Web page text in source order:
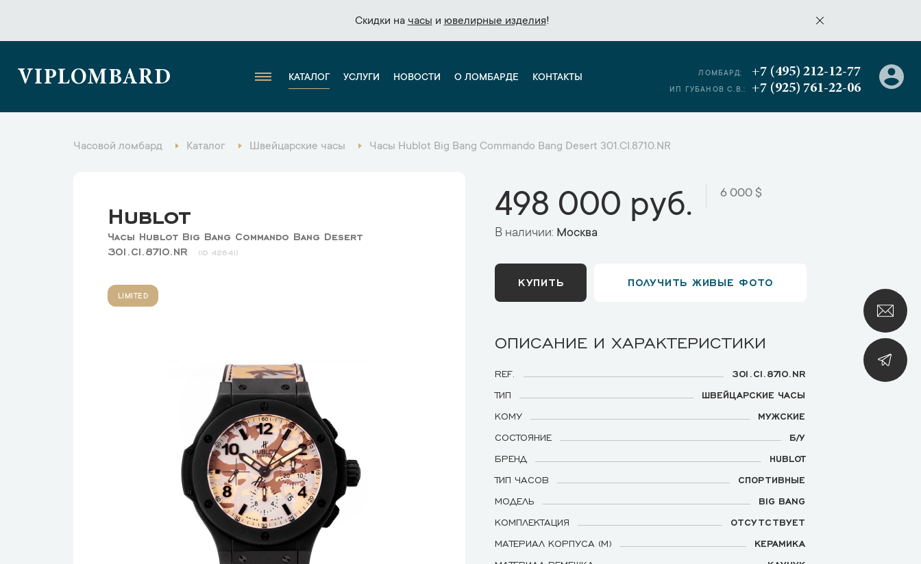
Скидки на часы и ювелирные изделия!
Скидки на часы и ювелирные изделия!
VIPLOMBARD КАТАЛОГ УСЛУГИ НОВОСТИ О ЛОМБАРДЕ КОНТАКТЫ ЛОМБАРД: +7 (495) 212-12-77
ИП ГУБАНОВ С.В.: +7 (925) 761-22-06
Часовой ломбард Каталог Швейцарские часы Часы Hublot Big Bang Commando Bang Desert 301.CI.8710.NR
Hublot
Часы Hublot Big Bang Commando Bang Desert
301.CI.8710.NR
42641
LIMITED
498 000 руб. 6 000 $
В наличии: Москва
КУПИТЬ ПОЛУЧИТЬ ЖИВЫЕ ФОТО
ОПИСАНИЕ И ХАРАКТЕРИСТИКИ
REF.
301.CI.8710.NR
ТИП
ШВЕЙЦАРСКИЕ ЧАСЫ
КОМУ
МУЖСКИЕ
СОСТОЯНИЕ
Б/У
БРЕНД
HUBLOT
ТИП ЧАСОВ
СПОРТИВНЫЕ
МОДЕЛЬ
BIG BANG
КОМПЛЕКТАЦИЯ
ОТСУТСТВУЕТ
МАТЕРИАЛ КОРПУСА (М)
КЕРАМИКА